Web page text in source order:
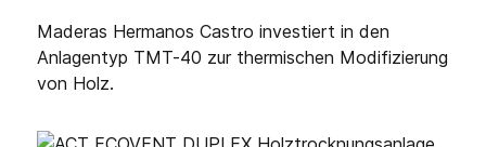
Maderas Hermanos Castro investiert in den
Anlagentyp TMT-40 zur thermischen Modifizierung
von Holz.